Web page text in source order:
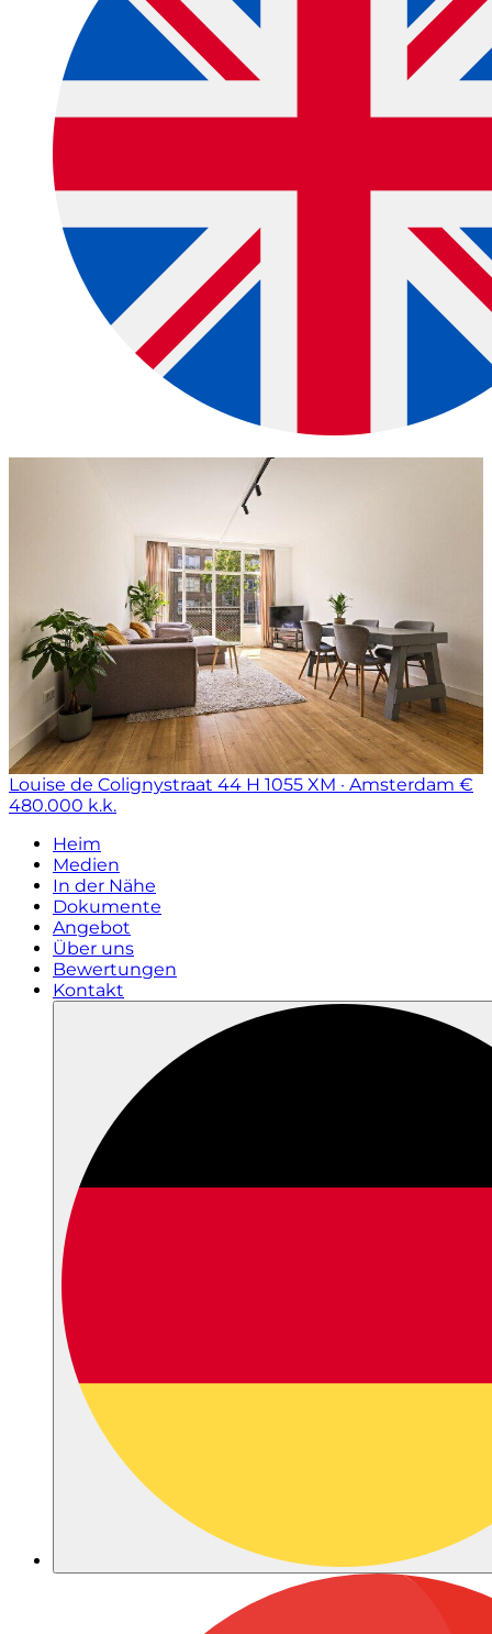
Louise de Colignystraat 44 H 1055 XM · Amsterdam €
480.000 k.k.
Heim
Medien
In der Nähe
Dokumente
Angebot
Über uns
Bewertungen
Kontakt